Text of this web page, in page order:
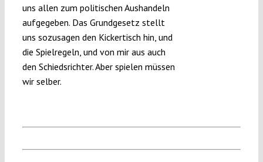
uns allen zum politischen Aushandeln
aufgegeben. Das Grundgesetz stellt
uns sozusagen den Kickertisch hin, und
die Spielregeln, und von mir aus auch
den Schiedsrichter. Aber spielen müssen
wir selber.